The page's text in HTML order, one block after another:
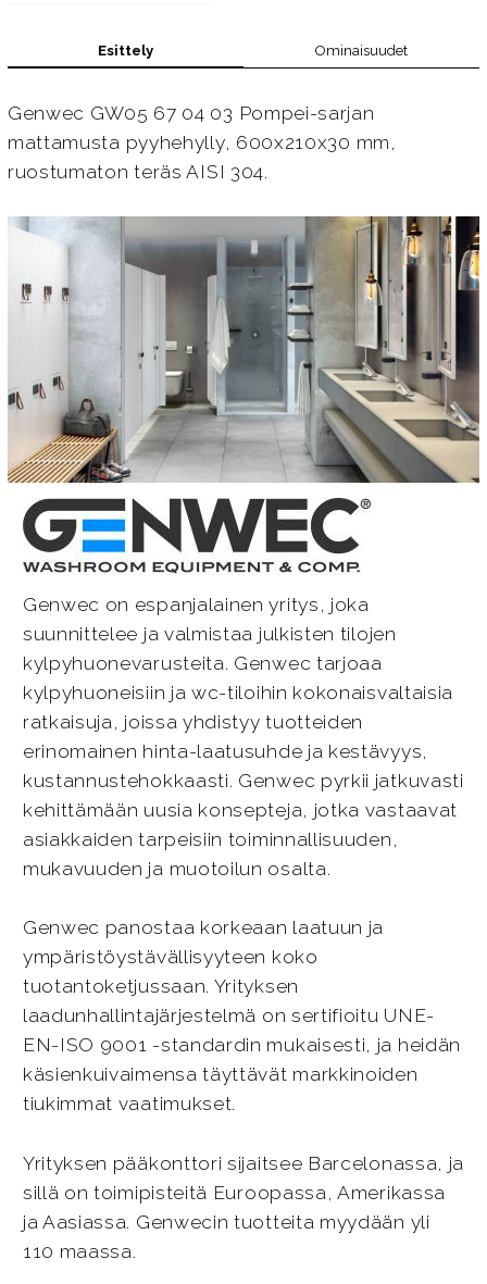
Esittely Ominaisuudet
Genwec GW05 67 04 03 Pompei-sarjan
mattamusta pyyhehylly, 600x210x30 mm,
ruostumaton teräs AISI 304.
Genwec on espanjalainen yritys, joka
suunnittelee ja valmistaa julkisten tilojen
kylpyhuonevarusteita. Genwec tarjoaa
kylpyhuoneisiin ja wc-tiloihin kokonaisvaltaisia
ratkaisuja, joissa yhdistyy tuotteiden
erinomainen hinta-laatusuhde ja kestävyys,
kustannustehokkaasti. Genwec pyrkii jatkuvasti
kehittämään uusia konsepteja, jotka vastaavat
asiakkaiden tarpeisiin toiminnallisuuden,
mukavuuden ja muotoilun osalta.
Genwec panostaa korkeaan laatuun ja
ympäristöystävällisyyteen koko
tuotantoketjussaan. Yrityksen
laadunhallintajärjestelmä on sertifioitu UNE-
EN-ISO 9001 -standardin mukaisesti, ja heidän
käsienkuivaimensa täyttävät markkinoiden
tiukimmat vaatimukset.
Yrityksen pääkonttori sijaitsee Barcelonassa, ja
sillä on toimipisteitä Euroopassa, Amerikassa
ja Aasiassa. Genwecin tuotteita myydään yli
110 maassa.